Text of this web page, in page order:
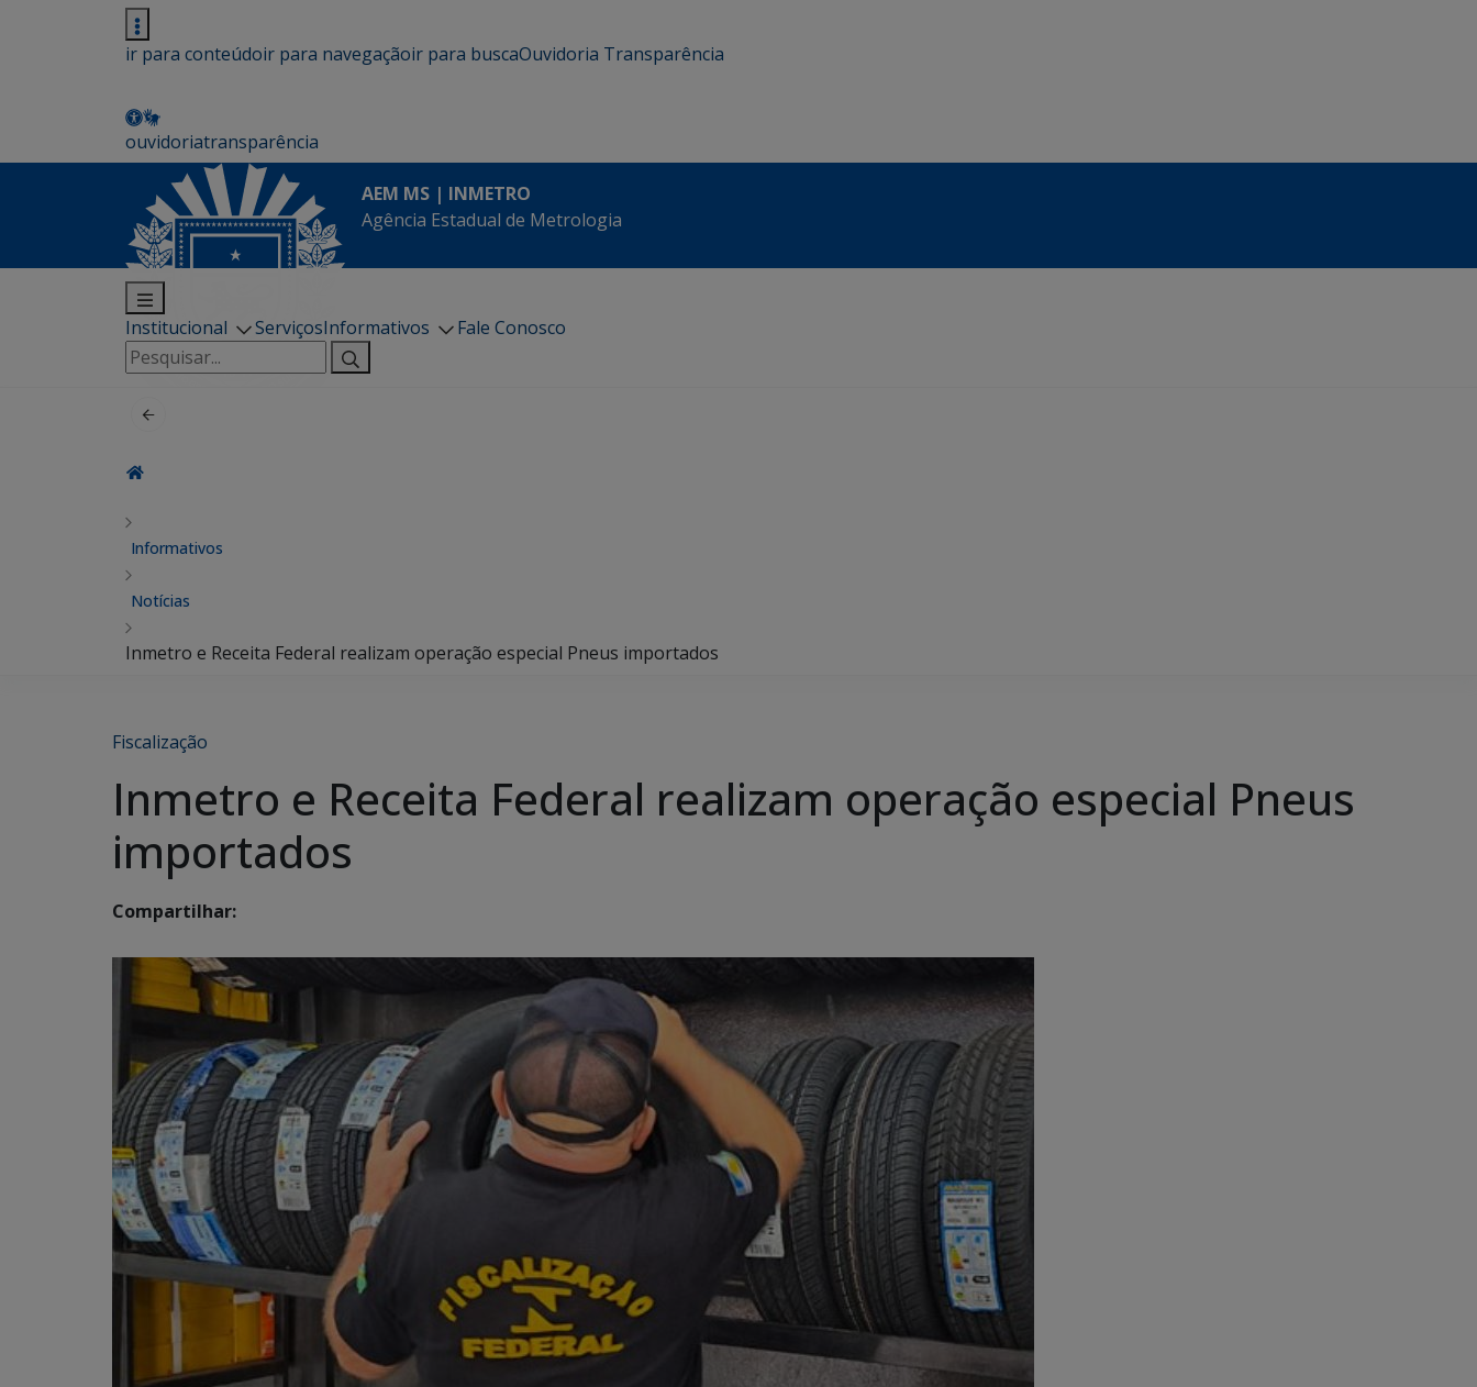
ir para conteúdoir para navegaçãoir para buscaOuvidoria Transparência
ouvidoriatransparência
AEM MS | INMETRO
Agência Estadual de Metrologia
Institucional ServiçosInformativos
Fale Conosco
Pesquisar
por:
Informativos
Notícias
Inmetro e Receita Federal realizam operação especial Pneus importados
Fiscalização
Inmetro e Receita Federal realizam operação especial Pneus
importados
Compartilhar: